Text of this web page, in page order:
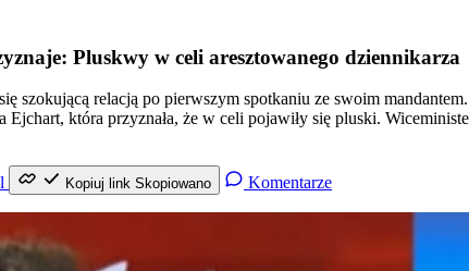
Pluskwy w celi aresztowanego dziennikarza
szokującą relacją po pierwszym spotkaniu ze swoim
która przyznała, że w celi pojawiły się pluski.
Kopiuj link Skopiowano Komentarze